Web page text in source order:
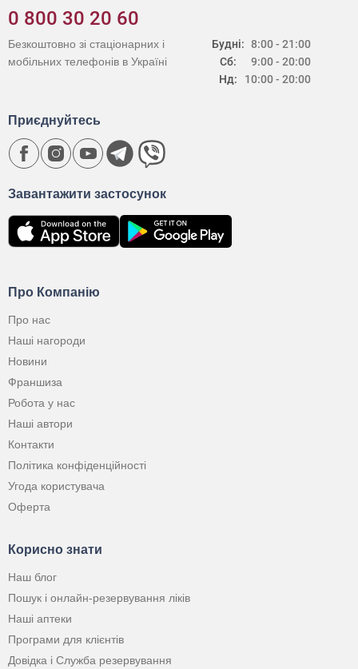
0 800 30 20 60
Будні:
Сб:
Нд:
8:00 - 21:00
9:00 - 20:00
10:00 - 20:00
Безкоштовно зі стаціонарних і
мобільних телефонів в Україні
Про Компанію
Про нас
Наші нагороди
Новини
Франшиза
Робота у нас
Наші автори
Контакти
Політика конфіденційності
Угода користувача
Оферта
Корисно знати
Наш блог
Пошук і онлайн-резервування ліків
Наші аптеки
Програми для клієнтів
Довідка і Служба резервування
Завантажити застосунок
Приєднуйтесь